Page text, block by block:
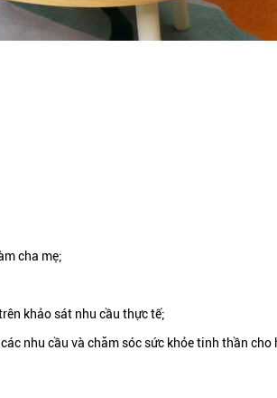
cha mẹ;
khảo sát nhu cầu thực tế;
nhu cầu và chăm sóc sức khỏe tinh thần cho